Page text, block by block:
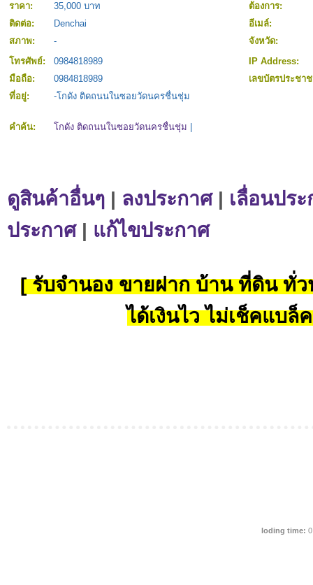
ราคา:
35,000 บาท
ต้องการ:
ติดต่อ:
Denchai
อีเมล์:
สภาพ:
-
จังหวัด:
โทรศัพย์:
0984818989
IP Address:
มือถือ:
0984818989
เลขบัตรประชา
ที่อยู่:
-โกดัง ติดถนนในซอยวัดนครชื่นชุ่ม
คำค้น: โกดัง ติดถนนในซอยวัดนครชื่นชุ่ม
ดูสินค้าอื่นๆ | ลงประกาศ| เลื่อนปร
ประกาศ| แก้ไขประกาศ
[ รับจำนอง ขายฝาก บ้าน ที่ดิน ทั่ว
ได้เงินไว ไม่เช็คแบล็
loding time: